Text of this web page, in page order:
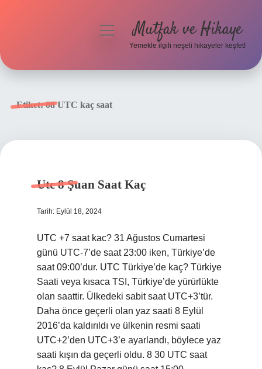
menüyüMutfak ve Hikaye
Yemekle ilgili neşeli hikayeler keşfet!
Etiket:08 UTC kaç saat
Utc 8 Şuan Saat Kaç
Tarih: Eylül 18, 2024
UTC +7 saat kac? 31 Ağustos Cumartesi
günü UTC-7’de saat 23:00 iken, Türkiye’de
saat 09:00’dur. UTC Türkiye’de kaç? Türkiye
Saati veya kısaca TSI, Türkiye’de yürürlükte
olan saattir. Ülkedeki sabit saat UTC+3’tür.
Daha önce geçerli olan yaz saati 8 Eylül
2016’da kaldırıldı ve ülkenin resmi saati
UTC+2’den UTC+3’e ayarlandı, böylece yaz
saati kışın da geçerli oldu. 8 30 UTC saat